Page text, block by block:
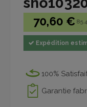
70,60 €
Expédition
100%
Garantie